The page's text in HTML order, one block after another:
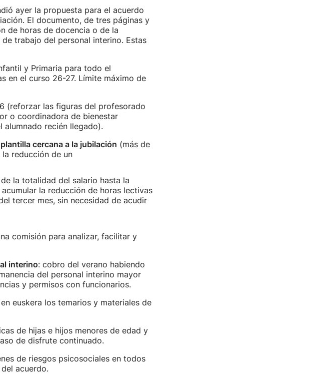
ayer la propuesta para el acuerdo
El documento, de tres páginas y
de horas de docencia o de la
trabajo del personal interino. Estas
y Primaria para todo el
en el curso 26-27. Límite máximo de
(reforzar las figuras del profesorado
o coordinadora de bienestar
recién llegado).
cercana a la jubilación (más de
reducción de un
la totalidad del salario hasta la
la reducción de horas lectivas
tercer mes, sin necesidad de acudir
comisión para analizar, facilitar y
interino: cobro del verano habiendo
del personal interino mayor
y permisos con funcionarios.
euskera los temarios y materiales de
de hijas e hijos menores de edad y
de disfrute continuado.
de riesgos psicosociales en todos
acuerdo.